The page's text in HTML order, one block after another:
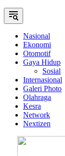
Nasional
Ekonomi
Otomotif
Gaya Hidup
Sosial
Internasional
Galeri Photo
Olahraga
Kesra
Network
Nextizen